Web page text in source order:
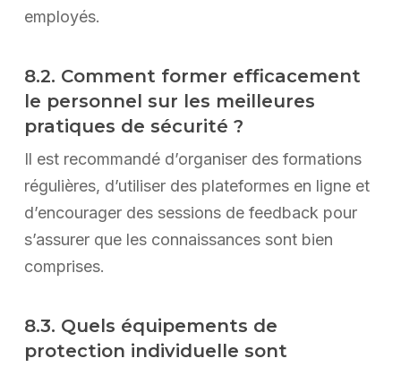
employés.
8.2. Comment former efficacement
le personnel sur les meilleures
pratiques de sécurité ?
Il est recommandé d’organiser des formations
régulières, d’utiliser des plateformes en ligne et
d’encourager des sessions de feedback pour
s’assurer que les connaissances sont bien
comprises.
8.3. Quels équipements de
protection individuelle sont